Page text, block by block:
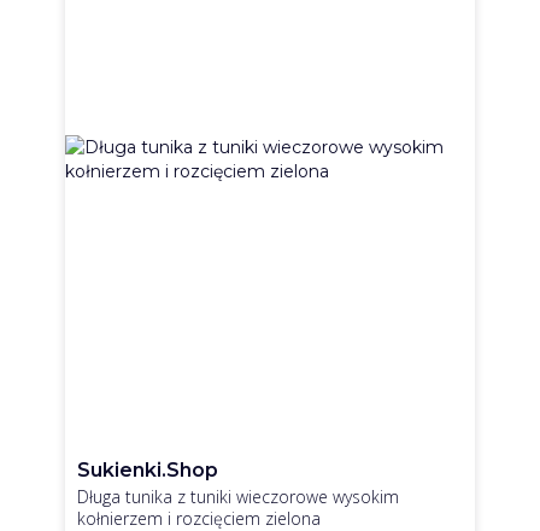
Sukienki.shop
Długa tunika z tuniki wieczorowe wysokim
kołnierzem i rozcięciem zielona